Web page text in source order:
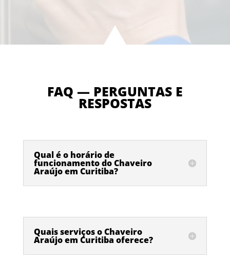
FAQ — PERGUNTAS E
RESPOSTAS
Qual é o horário de
funcionamento do Chaveiro
Araújo em Curitiba?
Quais serviços o Chaveiro
Araújo em Curitiba oferece?